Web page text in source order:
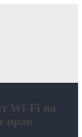
Wi-Fi на
прав